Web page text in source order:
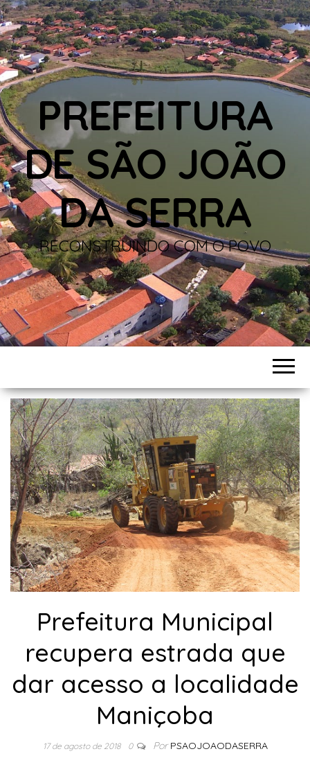
PREFEITURA
DE SÃO JOÃO
DA SERRA
RECONSTRUINDO COM O POVO
Prefeitura Municipal
recupera estrada que
dar acesso a localidade
Maniçoba
17 de agosto de 2018 0 Por PSAOJOAODASERRA